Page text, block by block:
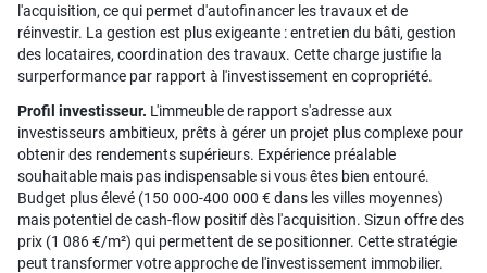
l'acquisition, ce qui permet d'autofinancer les travaux et de
réinvestir. La gestion est plus exigeante : entretien du bâti, gestion
des locataires, coordination des travaux. Cette charge justifie la
surperformance par rapport à l'investissement en copropriété.
Profil investisseur. L'immeuble de rapport s'adresse aux
investisseurs ambitieux, prêts à gérer un projet plus complexe pour
obtenir des rendements supérieurs. Expérience préalable
souhaitable mais pas indispensable si vous êtes bien entouré.
Budget plus élevé (150 000-400 000 € dans les villes moyennes)
mais potentiel de cash-flow positif dès l'acquisition. Sizun offre des
prix (1 086 €/m²) qui permettent de se positionner. Cette stratégie
peut transformer votre approche de l'investissement immobilier.